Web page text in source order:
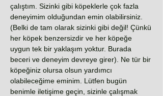
çalıştım. Sizinki gibi köpeklerle çok fazla
deneyimim olduğundan emin olabilirsiniz.
(Belki de tam olarak sizinki gibi değil! Çünkü
her köpek benzersizdir ve her köpeğe
uygun tek bir yaklaşım yoktur. Burada
beceri ve deneyim devreye girer). Ne tür bir
köpeğiniz olursa olsun yardımcı
olabileceğime eminim. Lütfen bugün
benimle iletişime geçin, sizinle çalışmak